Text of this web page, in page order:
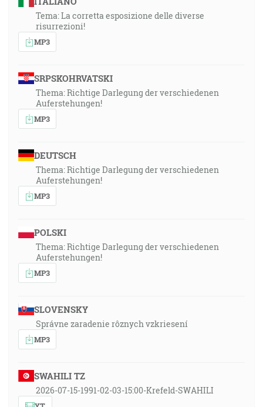
Tema: La corretta esposizione delle diverse
risurrezioni!
MP3
SRPSKOHRVATSKI
Thema: Richtige Darlegung der verschiedenen
Auferstehungen!
MP3
DEUTSCH
Thema: Richtige Darlegung der verschiedenen
Auferstehungen!
MP3
POLSKI
Thema: Richtige Darlegung der verschiedenen
Auferstehungen!
MP3
SLOVENSKY
Správne zaradenie rôznych vzkriesení
MP3
SWAHILI TZ
2026-07-15-1991-02-03-15:00-Krefeld-SWAHILI